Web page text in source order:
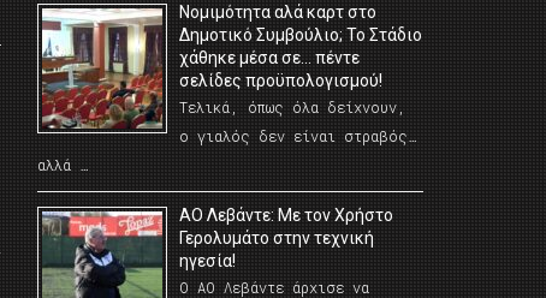
Νομιμότητα αλά καρτ στο
Δημοτικό Συμβούλιο; Το Στάδιο
χάθηκε μέσα σε… πέντε
σελίδες προϋπολογισμού!
Τελικά, όπως όλα δείχνουν,
ο γιαλός δεν είναι στραβός…
αλλά …
ΑΟ Λεβάντε: Με τον Χρήστο
Γερολυμάτο στην τεχνική
ηγεσία!
Ο ΑΟ Λεβάντε άρχισε να